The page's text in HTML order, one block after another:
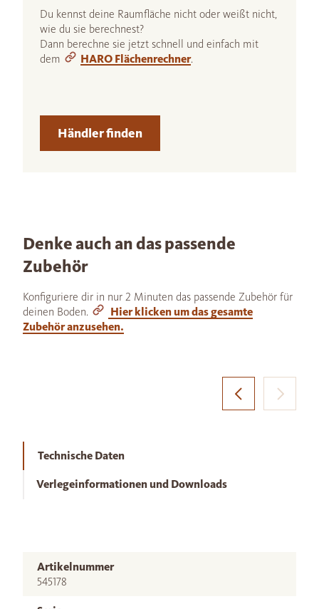
Du kennst deine Raumfläche nicht oder weißt nicht,
wie du sie berechnest?
Dann berechne sie jetzt schnell und einfach mit
dem
HARO Flächenrechner.
Händler finden
Denke auch an das passende
Zubehör
Konfiguriere dir in nur 2 Minuten das passende Zubehör für
deinen Boden.
Hier klicken um das gesamte
Zubehör anzusehen.
Technische Daten
Verlegeinformationen und Downloads
Artikelnummer
545178